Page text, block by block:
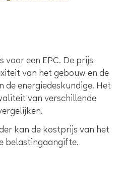
voor een EPC. De prijs
van het gebouw en de
de energiedeskundige. Het
van verschillende
kan de kostprijs van het
belastingaangifte.